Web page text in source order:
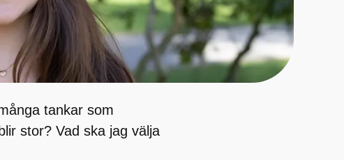
tankar som
stor? Vad ska jag välja